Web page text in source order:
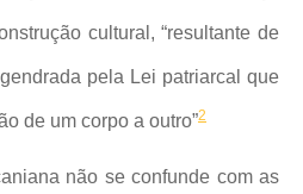
cultural, “resultante de
pela Lei patriarcal que
de um corpo a outro”2
não se confunde com as